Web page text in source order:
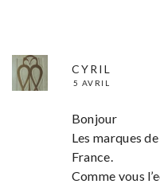
CYRIL
5 AVRIL
Bonjour
Les marques
France.
Comme vous